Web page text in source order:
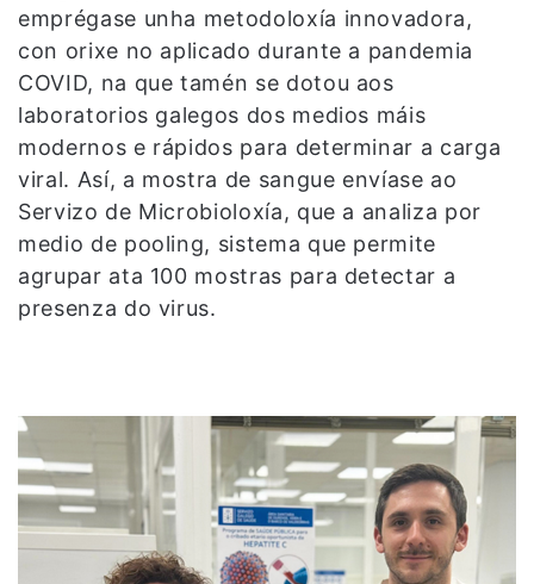
emprégase unha metodoloxía innovadora,
con orixe no aplicado durante a pandemia
COVID, na que tamén se dotou aos
laboratorios galegos dos medios máis
modernos e rápidos para determinar a carga
viral. Así, a mostra de sangue envíase ao
Servizo de Microbioloxía, que a analiza por
medio de pooling, sistema que permite
agrupar ata 100 mostras para detectar a
presenza do virus.